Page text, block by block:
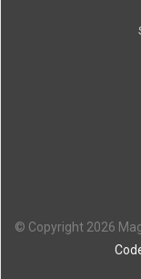
© Copyright 2026